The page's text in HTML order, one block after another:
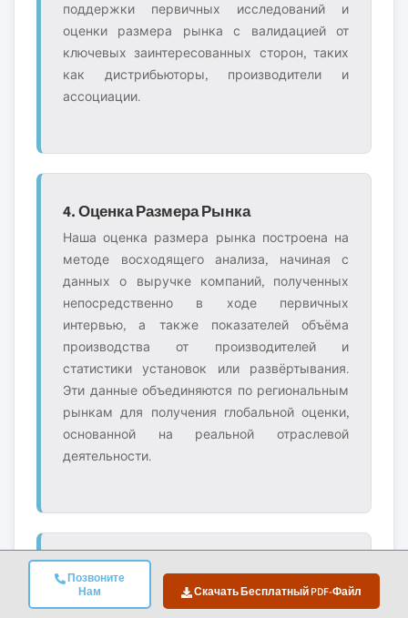
Позвоните
Нам
Скачать Бесплатный PDF-Файл
поддержки первичных исследований и
оценки размера рынка с валидацией от
ключевых заинтересованных сторон, таких
как дистрибьюторы, производители и
ассоциации.
4. Оценка Размера Рынка
Наша оценка размера рынка построена на
методе восходящего анализа, начиная с
данных о выручке компаний, полученных
непосредственно в ходе первичных
интервью, а также показателей объёма
производства от производителей и
статистики установок или развёртывания.
Эти данные объединяются по региональным
рынкам для получения глобальной оценки,
основанной на реальной отраслевой
деятельности.
5. Модель Прогноза И Ключевые
Допущения